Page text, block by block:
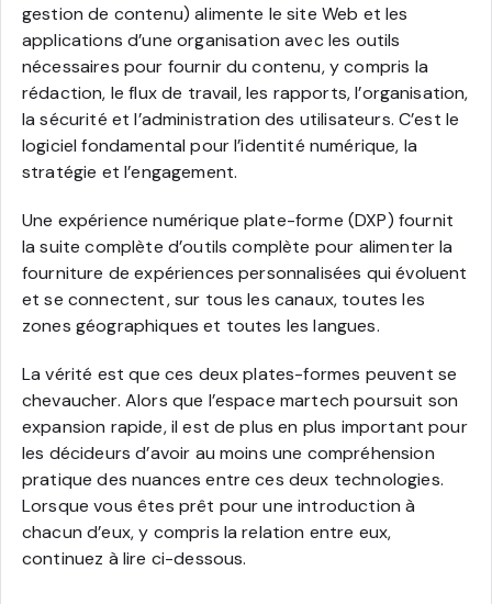
gestion de contenu) alimente le site Web et les
applications d’une organisation avec les outils
nécessaires pour fournir du contenu, y compris la
rédaction, le flux de travail, les rapports, l’organisation,
la sécurité et l’administration des utilisateurs. C’est le
logiciel fondamental pour l’identité numérique, la
stratégie et l’engagement.
Une expérience numérique plate-forme (DXP) fournit
la suite complète d’outilscomplète pour alimenter la
fourniture de expériences personnalisées qui évoluent
et se connectent, sur tous les canaux, toutes les
zones géographiques et toutes les langues.
La vérité est que ces deux plates-formes peuvent se
chevaucher. Alors que l’espace martech poursuit son
expansion rapide, il est de plus en plus important pour
les décideurs d’avoir au moins une compréhension
pratique des nuances entre ces deux technologies.
Lorsque vous êtes prêt pour une introduction à
chacun d’eux, y compris la relation entre eux,
continuez à lire ci-dessous.